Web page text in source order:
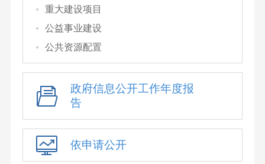
重大建设项目
公益事业建设
公共资源配置
政府信息公开工作年度报
告
依申请公开